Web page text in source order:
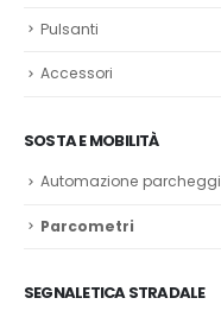
Pulsanti
Accessori
SOSTA E MOBILITÀ
Automazione parcheggi
Parcometri
SEGNALETICA STRADALE